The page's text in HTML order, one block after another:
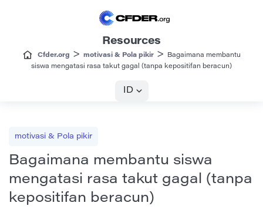
Resources
Cfder.org > motivasi & Pola pikir>
Bagaimana membantu
siswa mengatasi rasa takut gagal (tanpa kepositifan beracun)
ID
motivasi & Pola pikir
Bagaimana membantu siswa
mengatasi rasa takut gagal (tanpa
kepositifan beracun)